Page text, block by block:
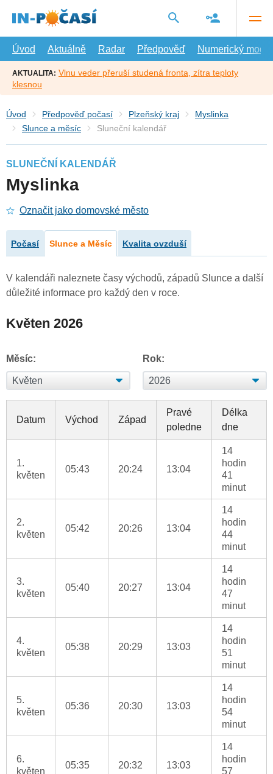
hlavní
Úvod
Aktuálně Radar Předpověď Numerický model
AKTUALITA: Vlnu veder přeruší studená fronta, zítra teploty
klesnou
Úvod Předpověď počasí Plzeňský kraj
Myslinka
Slunce a měsíc
Sluneční kalendář
SLUNEČNÍ KALENDÁŘ
Myslinka
Označit jako domovské město
Počasí Slunce a Měsíc Kvalita ovzduší
V kalendáři naleznete časy východů, západů Slunce a další
důležité informace pro každý den v roce.
Květen 2026
Měsíc: Rok:
Datum Východ Západ
Pravé
poledne
Délka
dne
1.
květen
05:43 20:24 13:04
14
hodin
41
minut
2.
květen
05:42 20:26 13:04
14
hodin
44
minut
3.
květen
05:40 20:27 13:04
14
hodin
47
minut
4.
květen
05:38 20:29 13:03
14
hodin
51
minut
5.
květen
05:36 20:30 13:03
14
hodin
54
minut
6.
květen
05:35 20:32 13:03
14
hodin
57